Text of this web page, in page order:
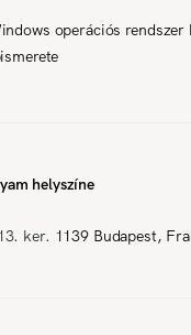
operációs rendszer
helyszíne
ker. 1139 Budapest,